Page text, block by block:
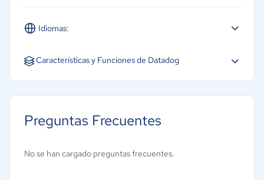
Apoyo
Idiomas:
Español Inglés
Características y Funciones de Datadog
Alertas de incidentes
Preguntas Frecuentes
No se han cargado preguntas frecuentes.